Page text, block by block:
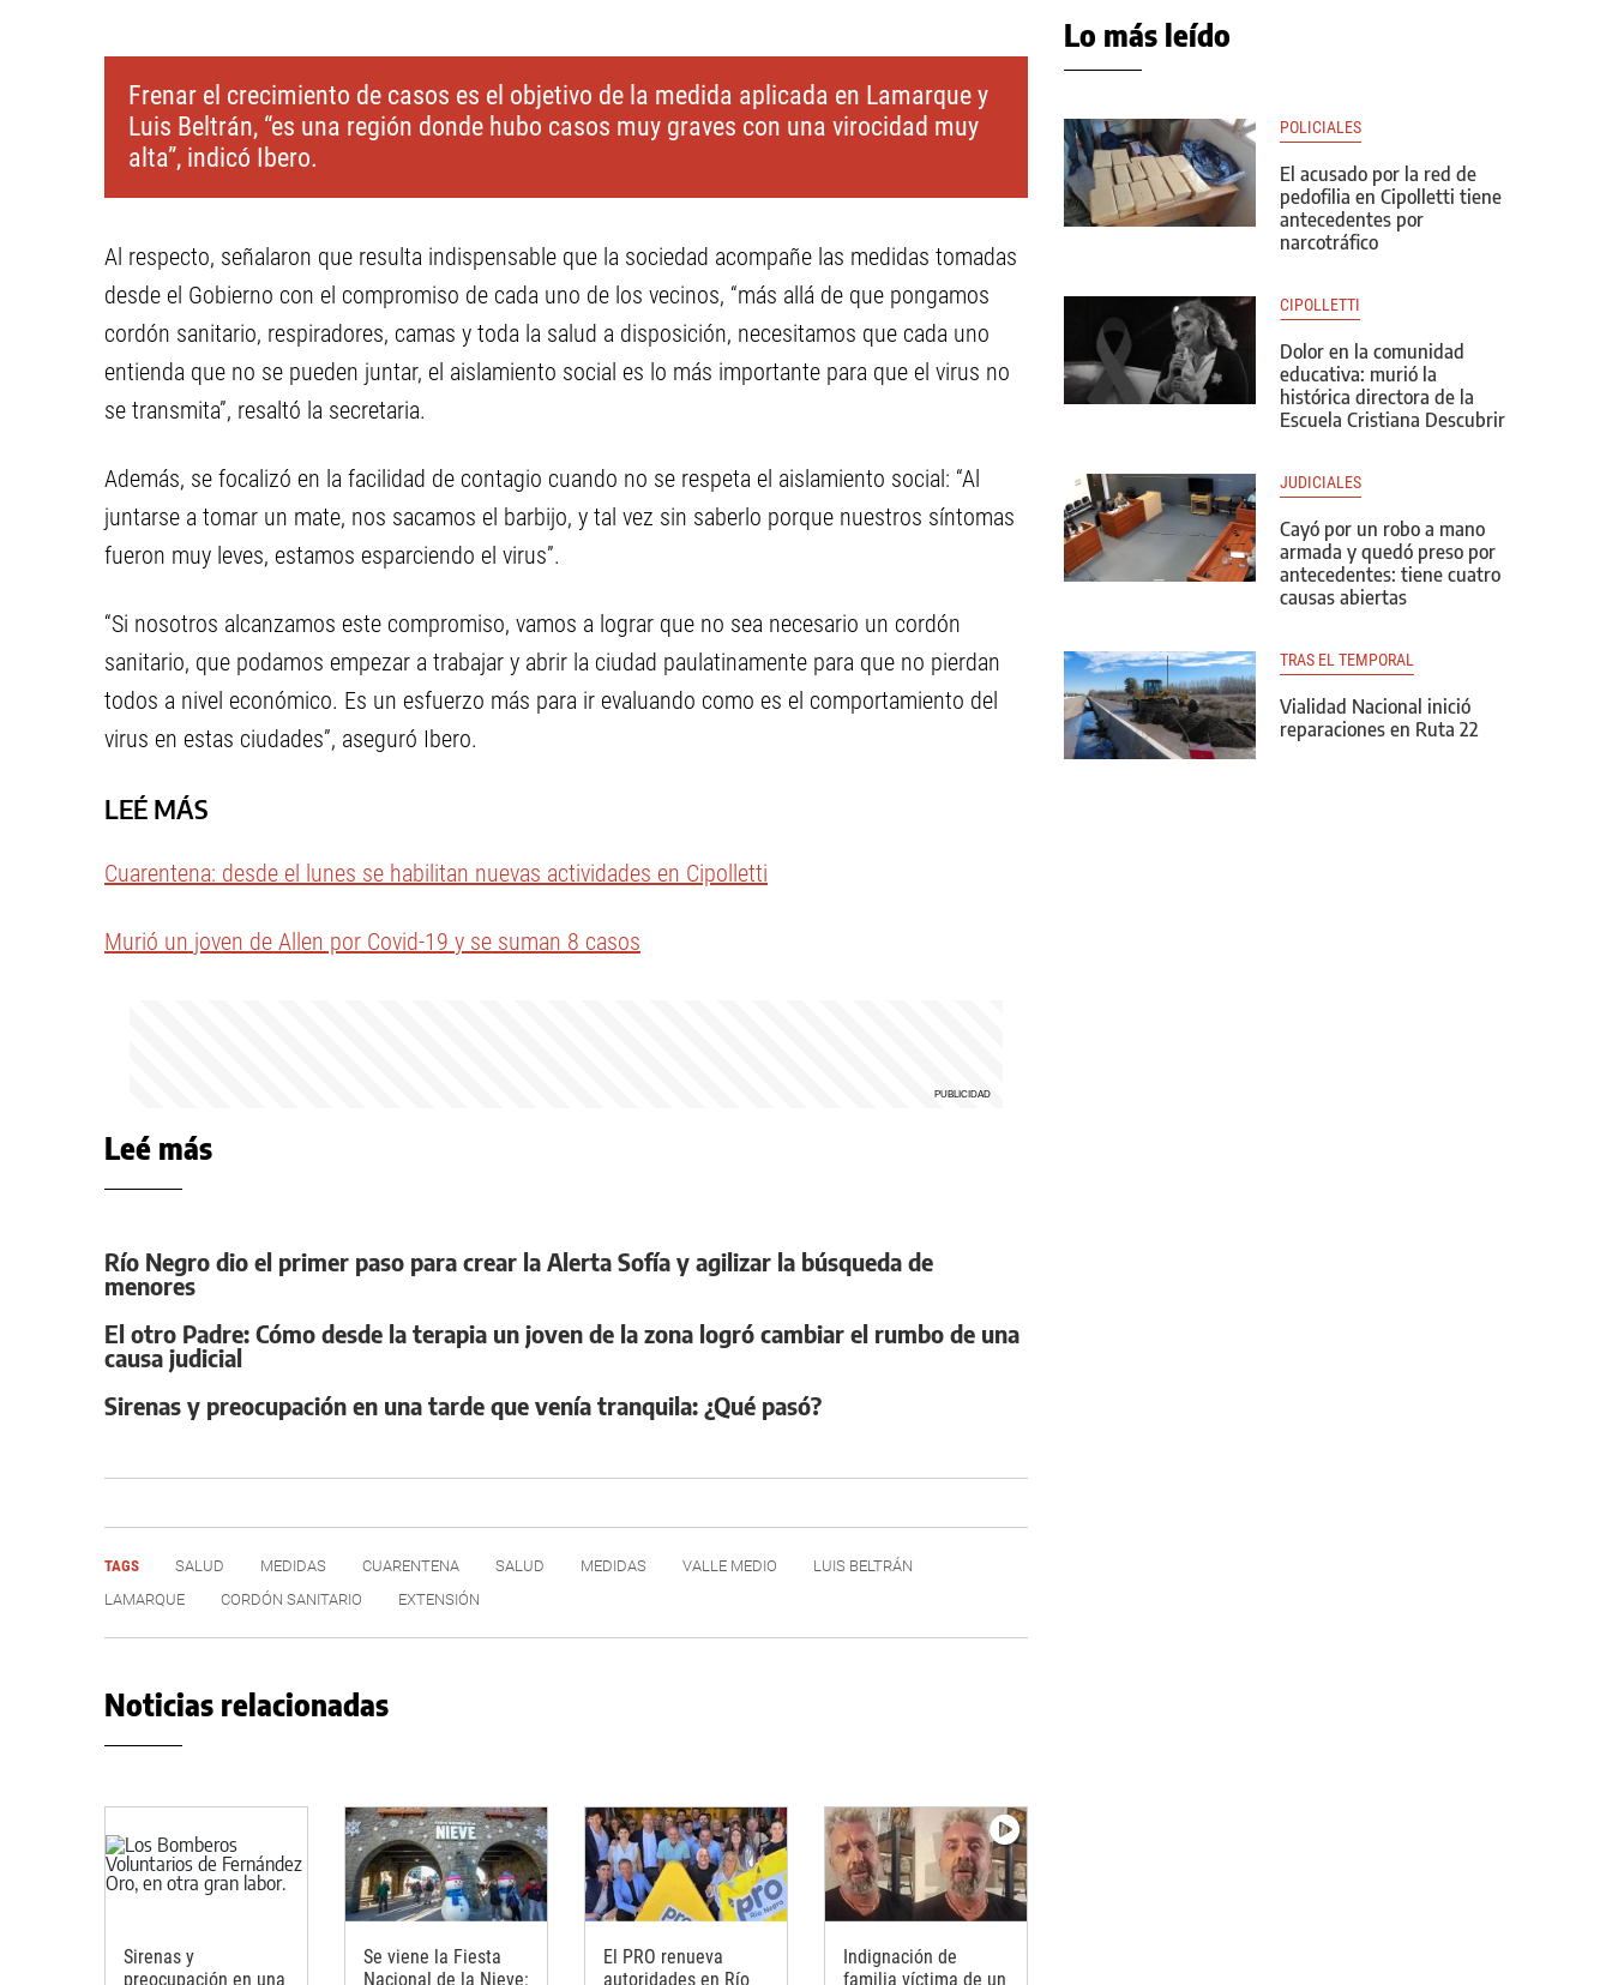
Frenar el crecimiento de casos es el objetivo de la medida aplicada en Lamarque y
Luis Beltrán, “es una región donde hubo casos muy graves con una virocidad muy
alta”, indicó Ibero.
Al respecto, señalaron que resulta indispensable que la sociedad acompañe las medidas tomadas
desde el Gobierno con el compromiso de cada uno de los vecinos, “más allá de que pongamos
cordón sanitario, respiradores, camas y toda la salud a disposición, necesitamos que cada uno
entienda que no se pueden juntar, el aislamiento social es lo más importante para que el virus no
se transmita”, resaltó la secretaria.
Además, se focalizó en la facilidad de contagio cuando no se respeta el aislamiento social: “Al
juntarse a tomar un mate, nos sacamos el barbijo, y tal vez sin saberlo porque nuestros síntomas
fueron muy leves, estamos esparciendo el virus”.
“Si nosotros alcanzamos este compromiso, vamos a lograr que no sea necesario un cordón
sanitario, que podamos empezar a trabajar y abrir la ciudad paulatinamente para que no pierdan
todos a nivel económico. Es un esfuerzo más para ir evaluando como es el comportamiento del
virus en estas ciudades”, aseguró Ibero.
LEÉ MÁS
Cuarentena: desde el lunes se habilitan nuevas actividades en Cipolletti
Murió un joven de Allen por Covid-19 y se suman 8 casos
Leé más
Río Negro dio el primer paso para crear la Alerta Sofía y agilizar la búsqueda de
menores
El otro Padre: Cómo desde la terapia un joven de la zona logró cambiar el rumbo de una
causa judicial
Sirenas y preocupación en una tarde que venía tranquila: ¿Qué pasó?
TAGS SALUD MEDIDAS CUARENTENA SALUD MEDIDAS VALLE MEDIO
LUIS BELTRÁN
LAMARQUE
CORDÓN SANITARIO EXTENSIÓN
Noticias relacionadas
Sirenas y
preocupación en una
Se viene la Fiesta
Nacional de la Nieve:
El PRO renueva
autoridades en Río
Indignación de
familia víctima de un
Lo más leído
POLICIALES
El acusado por la red de
pedofilia en Cipolletti tiene
antecedentes por
narcotráfico
CIPOLLETTI
Dolor en la comunidad
educativa: murió la
histórica directora de la
Escuela Cristiana Descubrir
JUDICIALES
Cayó por un robo a mano
armada y quedó preso por
antecedentes: tiene cuatro
causas abiertas
TRAS EL TEMPORAL
Vialidad Nacional inició
reparaciones en Ruta 22